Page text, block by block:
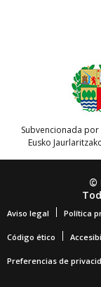
Subvencionada
Eusko
©
Aviso legal Política
Código ético
Preferencias de